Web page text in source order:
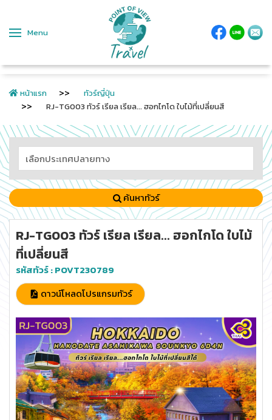
Menu
หน้าแรก
ทัวร์ญี่ปุ่น
RJ-TG003 ทัวร์ เรียล เรียล... ฮอกไกโด ใบไม้ที่เปลี่ยนสี
ค้นหาทัวร์
RJ-TG003 ทัวร์ เรียล เรียล... ฮอกไกโด ใบไม้
ที่เปลี่ยนสี
รหัสทัวร์ :POVT230789
ดาวน์โหลดโปรแกรมทัวร์